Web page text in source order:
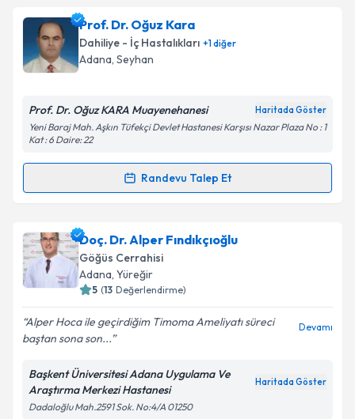
takvim hazırlandığında e-posta ile bilgilendireceğiz.
E-posta Adresiniz
Kişisel verilerimin işlenmesine ilişkinAydınlatma
kapsamda işlenmesini kabul ediyorum.
Prof. Dr. Oğuz Kara
Dahiliye - İç Hastalıkları +1diğer
Adana, Seyhan
Prof. Dr. Oğuz KARA Muayenehanesi Haritada Göster
Yeni Baraj Mah. Aşkın Tüfekçi Devlet Hastanesi Karşısı Nazar Plaza No : 1
Kat : 6 Daire: 22
Randevu Talep Et
Randevu Takvimi Talebi
Prof. Dr. Oğuz Karaiçin randevu takvimi talebi
oluşturun. Size bu uzmandan randevu almanız için bir
takvim hazırlandığında e-posta ile bilgilendireceğiz.
Kişisel verilerimin işlenmesine ilişkin
Aydınlatma
Metni'ni okudum ve kişisel verilerimin belirtilen
kapsamda işlenmesini kabul ediyorum.
Doç. Dr. Alper Fındıkçıoğlu
Göğüs Cerrahisi
Adana, Yüreğir
5 (13 Değerlendirme)
Alper Hoca ile geçirdiğim Timoma Ameliyatı süreci
baştan sona son...
Devamı
Başkent Üniversitesi Adana Uygulama Ve
Araştırma Merkezi Hastanesi
Haritada Göster
Dadaloğlu Mah.2591 Sok. No:4/A 01250